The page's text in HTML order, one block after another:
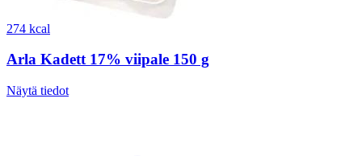
274 kcal
Arla Kadett 17% viipale 150 g
Näytä tiedot